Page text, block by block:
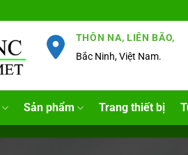
THÔN NA, LIÊN BÃO,
Bắc Ninh, Việt Nam.
Sản phẩm Trang thiết bị